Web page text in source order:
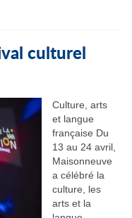
culturel
Culture, arts
et langue
française Du
13 au 24 avril,
Maisonneuve
a célébré la
culture, les
arts et la